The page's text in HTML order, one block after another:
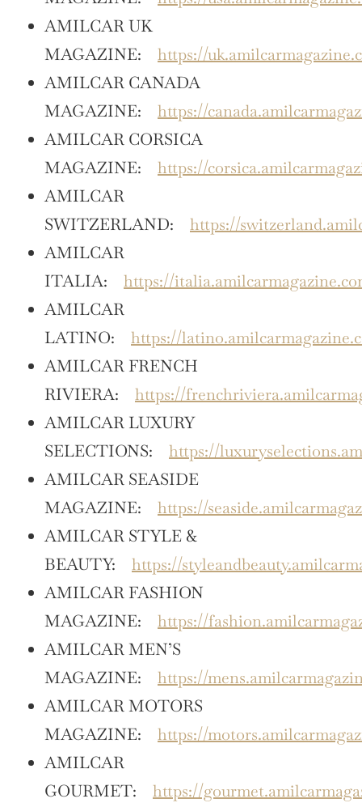
AMILCAR UK
MAGAZINE: https://
AMILCAR CANADA
MAGAZINE: https://
AMILCAR CORSICA
MAGAZINE: https://
AMILCAR
SWITZERLAND: https://
AMILCAR
ITALIA: https://
AMILCAR
LATINO: https://
AMILCAR FRENCH
RIVIERA: https://
AMILCAR LUXURY
SELECTIONS: https://
AMILCAR SEASIDE
MAGAZINE: https://
AMILCAR STYLE &
BEAUTY: https://
AMILCAR FASHION
MAGAZINE: https://
AMILCAR MEN’S
MAGAZINE: https://
AMILCAR MOTORS
MAGAZINE: https://
AMILCAR
GOURMET: https://